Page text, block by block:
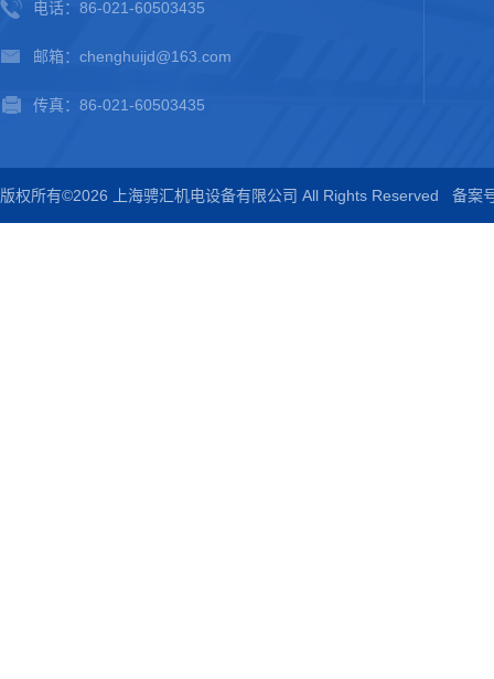
电话：86-021-60503435
邮箱：chenghuijd@163.com
传真：86-021-60503435
版权所有©2026 上海骋汇机电设备有限公司 All Rights Reserved 备案